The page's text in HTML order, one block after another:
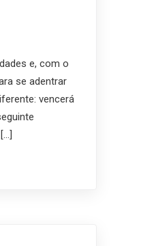
e, com o
se adentrar
vencerá